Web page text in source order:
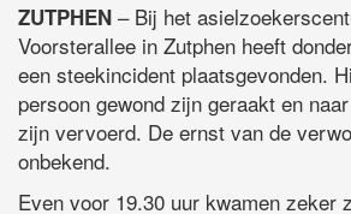
ZUTPHEN – Bij het
Voorsterallee in Zutphen heeft
een steekincident plaatsgevonden.
persoon gewond zijn geraakt en
zijn vervoerd. De ernst van de
onbekend.
Even voor 19.30 uur kwamen zeker